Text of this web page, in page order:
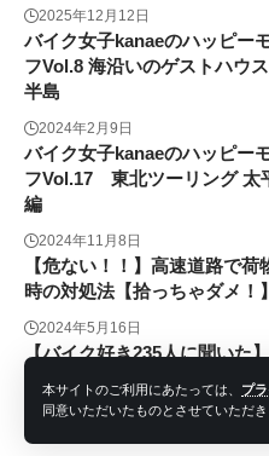
本サイトのご利用にあたっては、 プ
同意いただいたものとさせていただき
2025年12月12日
バイク女子kanaeのハッピー
フVol.8 海沿いのゲストハウ
半島
2024年2月9日
バイク女子kanaeのハッピー
フVol.17 東北ツーリング 太
編
2024年11月8日
【危ない！！】高速道路で荷
時の対処法【拾っちゃダメ！】
2024年5月16日
【バイク好き235人に聞いた
りたい都道府県ランキング！
2024年6月18日